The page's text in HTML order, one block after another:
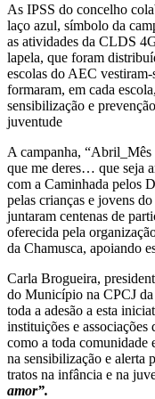
As IPSS do concelho
laço azul, símbolo da
as atividades da CLDS
lapela, que foram
escolas do AEC
formaram, em cada
sensibilização e
juventude
A campanha, “Abril_Mês
que me deres… que seja
com a Caminhada pelos
pelas crianças e jovens
juntaram centenas de
oferecida pela
da Chamusca, apoiando
Carla Brogueira,
do Município na CPCJ
toda a adesão a esta
instituições e associações
como a toda comunidade
na sensibilização e alerta
tratos na infância e na
amor”.